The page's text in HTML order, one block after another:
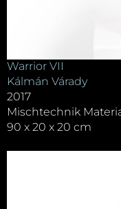
Warrior VII
Kálmán Várady
2017
Mischtechnik
90 x 20 x 20 cm